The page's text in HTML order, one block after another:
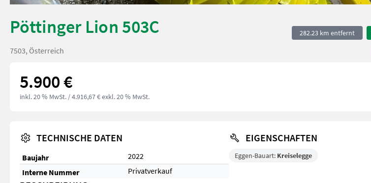
Pöttinger Lion 503C 282.23 km entfernt
7503, Österreich
5.900 €
inkl. 20 % MwSt. / 4.916,67 € exkl. 20 % MwSt.
TECHNISCHE DATEN
Baujahr
2022
Interne Nummer
Privatverkauf
EIGENSCHAFTEN
Eggen-Bauart: Kreiselegge